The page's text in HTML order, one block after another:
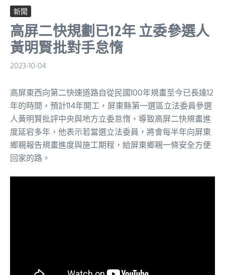
新聞
高屏二快規劃已12年 立委參選人
黃明賢批對手怠惰
2023-10-04
高屏東西向第二快速道路自從民國100年規畫至今已長達12
年的時間，預計114年開工，屏東縣第一選區立法委員參選
人黃明賢批評中央與地方立委怠惰，導致高屏二快規畫進
度延宕多年，他表示若當選立法委員，將會每半年向屏東
鄉親報告規畫進度與施工期程，給屏東鄉親一條安全方便
回家的路。